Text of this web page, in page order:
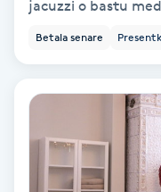
Brynplockning
Betala senare